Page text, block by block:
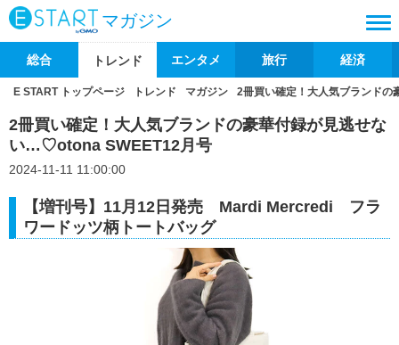
マガジン
総合 トレンド エンタメ 旅行 経済
E START トップページ トレンド マガジン 2冊買い確定！大人気ブランド
2冊買い確定！大人気ブランドの豪華付録が見逃せな
い…♡otona SWEET12月号
2024-11-11 11:00:00
【増刊号】11月12日発売 Mardi Mercredi フラ
ワードッツ柄トートバッグ